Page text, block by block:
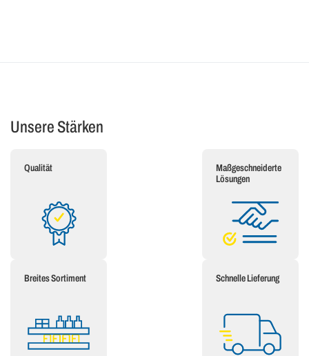
Unsere Stärken
Qualität
Maßgeschneiderte
Lösungen
Breites Sortiment Schnelle Lieferung